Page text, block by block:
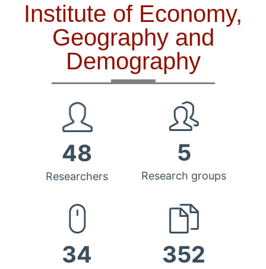
Institute of Economy,
Geography and
Demography
48
Researchers
5
Research groups
34 352